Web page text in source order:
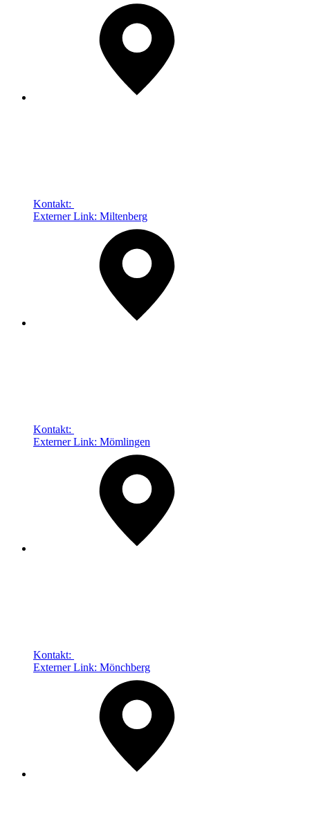
Kontakt:
Externer Link: Miltenberg
Kontakt:
Externer Link: Mömlingen
Kontakt:
Externer Link: Mönchberg